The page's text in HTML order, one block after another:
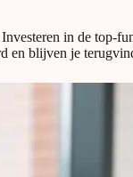
in de top-
en blijven je